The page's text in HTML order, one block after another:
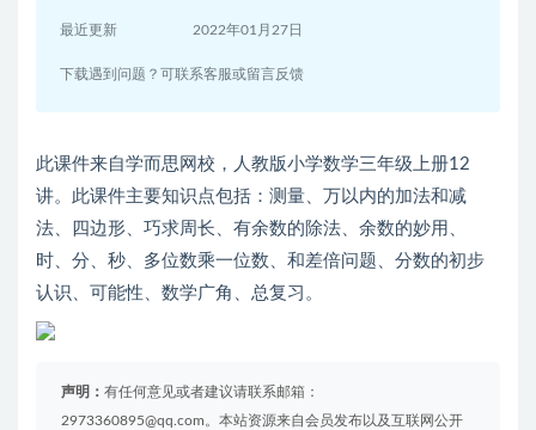
最近更新 2022年01月27日
下载遇到问题？可联系客服或留言反馈
此课件来自学而思网校，人教版小学数学三年级上册12
讲。此课件主要知识点包括：测量、万以内的加法和减
法、四边形、巧求周长、有余数的除法、余数的妙用、
时、分、秒、多位数乘一位数、和差倍问题、分数的初步
认识、可能性、数学广角、总复习。
声明： 有任何意见或者建议请联系邮箱：
2973360895@qq.com。本站资源来自会员发布以及互联网公开